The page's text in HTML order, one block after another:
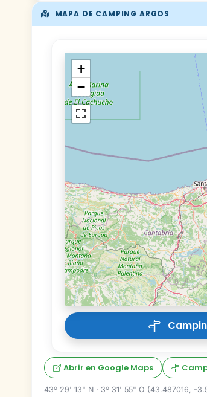
MAPA DE CAMPING ARGOS
+
−
Abrir en Google Maps
43º 29' 13" N · 3º 31' 55" O (43.487016, -